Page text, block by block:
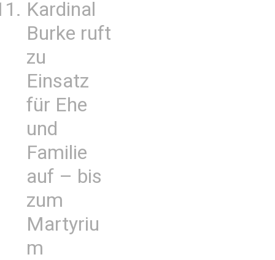
Kardinal
Burke ruft
zu
Einsatz
für Ehe
und
Familie
auf – bis
zum
Martyriu
m